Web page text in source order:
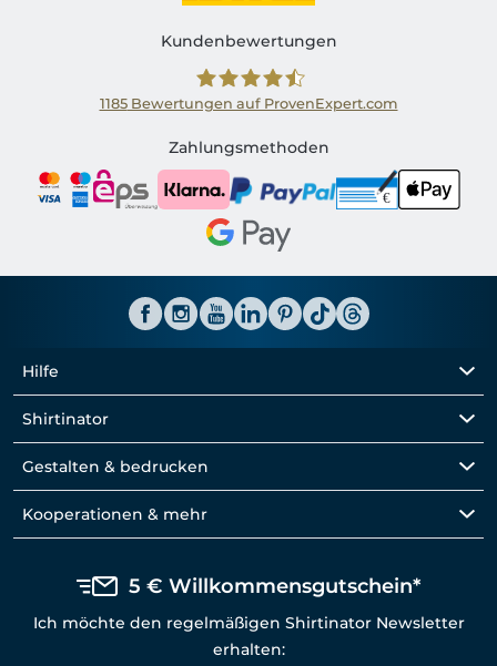
Kundenbewertungen
Shirtinator AT
1185Bewertungen auf ProvenExpert.com
Zahlungsmethoden
Hilfe
Shirtinator
Gestalten & bedrucken
Kooperationen & mehr
5 € Willkommensgutschein*
Ich möchte den regelmäßigen Shirtinator Newsletter
erhalten: